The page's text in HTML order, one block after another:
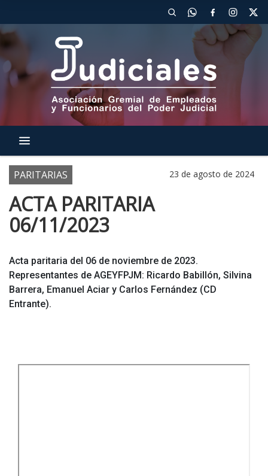
PARITARIAS 23 de agosto de 2024
ACTA PARITARIA
06/11/2023
Acta paritaria del 06 de noviembre de 2023.
Representantes de AGEYFPJM: Ricardo Babillón, Silvina
Barrera, Emanuel Aciar y Carlos Fernández (CD
Entrante).